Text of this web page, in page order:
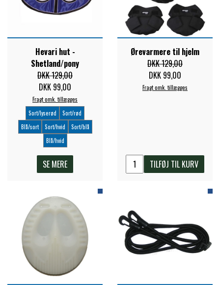
Hevari hut -
Shetland/pony
DKK 129,00
DKK 99,00
Fragt omk. tillægges
Sort/lyserød
Sort/rød
Blå/sort
Sort/hvid
Sort/blå
Blå/hvid
SE MERE
Ørevarmere til hjelm
DKK 129,00
DKK 99,00
Fragt omk. tillægges
TILFØJ TIL KURV